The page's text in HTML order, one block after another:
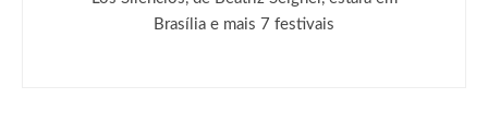
Brasília e mais 7 festivais